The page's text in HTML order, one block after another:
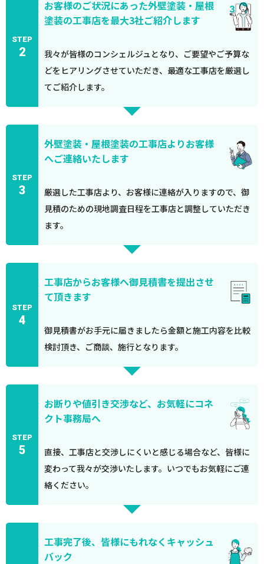
STEP
2
お客様のご状況にあった外壁塗装・屋根
塗装の工事店を最大3社ご紹介します
我々が皆様のコンシェルジュとなり、ご要望やご予算な
どをヒアリングさせていただき、最適な工事店を厳選し
てご紹介します。
STEP
3
外壁塗装・屋根塗装の工事店よりお客様
へご連絡いたします
厳選した工事店より、お客様に連絡が入りますので、御
見積のための現地調査日程を工事店と調整していただき
ます。
STEP
4
工事店からお客様へ御見積書を提出させ
て頂きます
御見積書がお手元に届きましたら金額と施工内容を比較
検討頂き、ご商談、施行となります。
STEP
5
お断りや値引き交渉など、お気軽にコネ
クト事務局へ
直接、工事店と交渉しにくいと感じる場合など、皆様に
変わって我々が交渉いたします。いつでもお気軽にご連
絡ください。
工事完了後、皆様にもれなくキャッシュ
バック